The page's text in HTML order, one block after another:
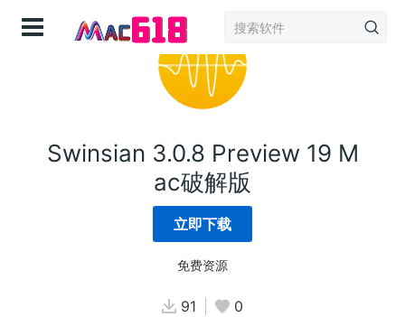
Swinsian 3.0.8 Preview 19 M
ac破解版
立即下载
免费资源
91 0